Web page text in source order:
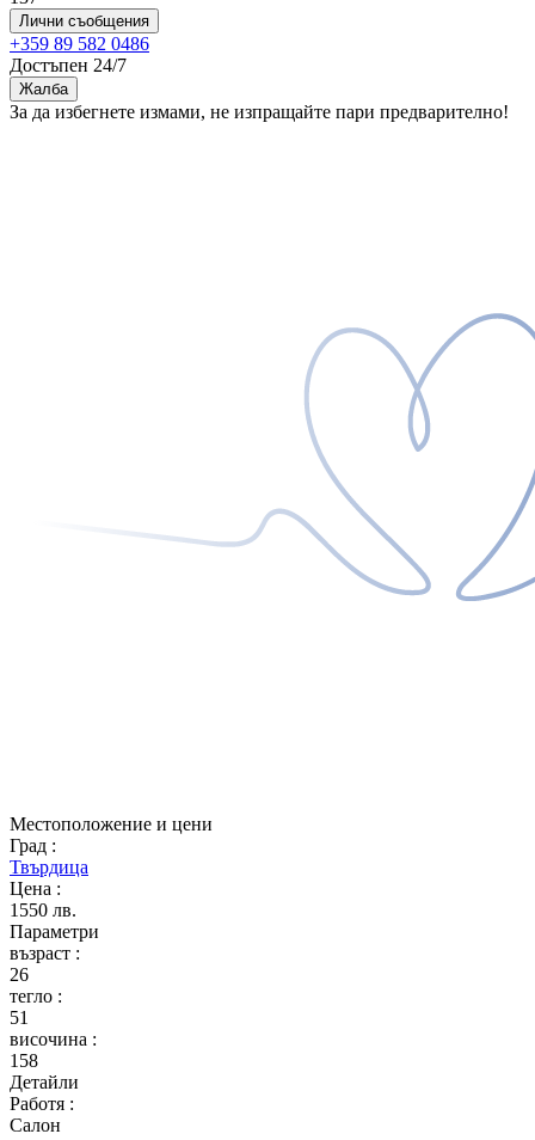
Лични съобщения
+359 89 582 0486
Достъпен 24/7
Жалба
За да избегнете измами, не изпращайте пари предварително!
Местоположение и цени
Град :
Твърдица
Цена :
1550 лв.
Параметри
възраст :
26
тегло :
51
височина :
158
Детайли
Работя :
Салон